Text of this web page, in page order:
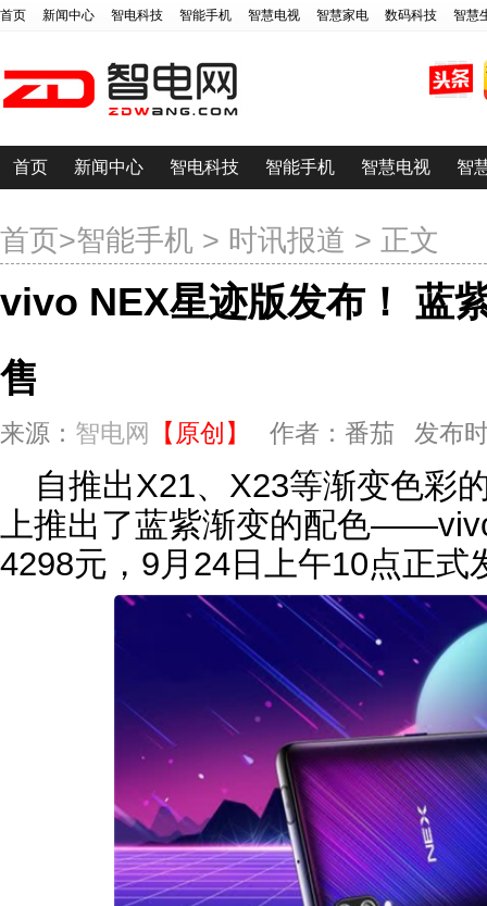
首页 新闻中心 智电科技 智能手机 智慧电视 智慧家电 数码科技 智慧
首页 新闻中心 智电科技 智能手机 智慧电视 智
首页>智能手机 > 时讯报道 > 正文
vivo NEX星迹版发布！ 蓝
售
来源： 智电网 【原创】 作者：番茄 发布
自推出X21、X23等渐变色彩
上推出了蓝紫渐变的配色
4298元，9月24日上午10点正式